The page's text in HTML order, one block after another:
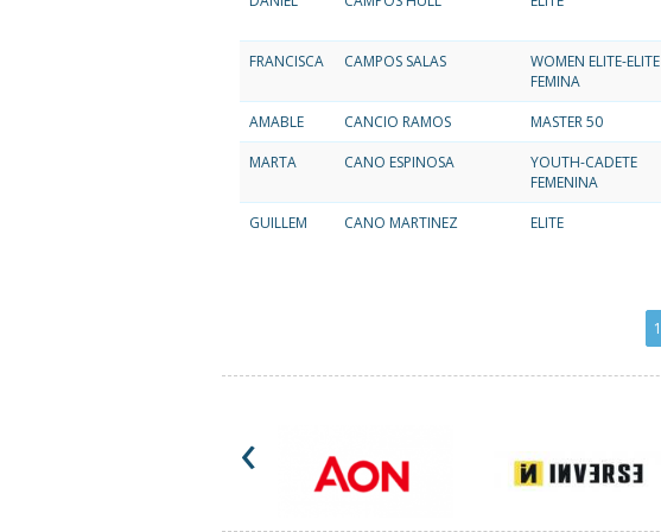
FRANCISCA
CAMPOS SALAS
WOMEN ELITE-ELITE
FEMINA
AMABLE
CANCIO RAMOS MASTER 50
MARTA
CANO ESPINOSA
YOUTH-CADETE
FEMENINA
GUILLEM CANO MARTINEZ ELITE
1
‹